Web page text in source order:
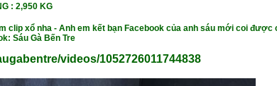
: 2,950 KG
clip xổ nha - Anh em kết bạn Facebook của anh sáu mới coi được
Sáu Gà Bến Tre
videos/1052726011744838